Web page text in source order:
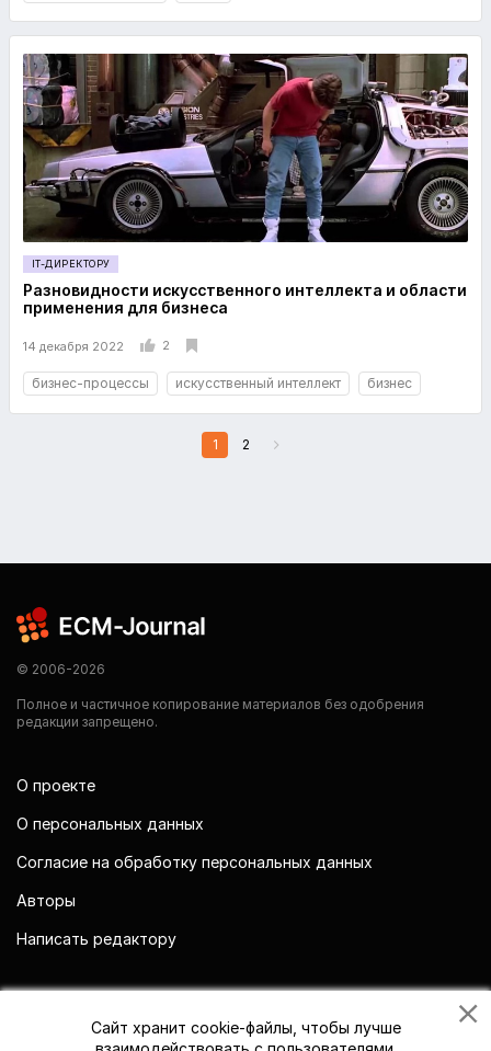
IT-ДИРЕКТОРУ
Разновидности искусственного интеллекта и области
применения для бизнеса
14 декабря 2022 2
бизнес-процессы искусственный интеллект бизнес
1 2
© 2006-2026
Полное и частичное копирование материалов без одобрения
редакции запрещено.
О проекте
О персональных данных
Согласие на обработку персональных данных
Авторы
Написать редактору
Сайт хранит cookie-файлы, чтобы лучше